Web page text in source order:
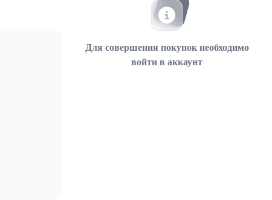
Для совершения покупок необходимо
войти в аккаунт